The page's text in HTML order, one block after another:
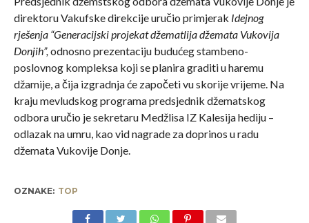
direktoru Vakufske direkcije uručio primjerak Idejnog
rješenja “Generacijski projekat džematlija džemata Vukovija
Donjih”,odnosno prezentaciju budućeg stambeno-
poslovnog kompleksa koji se planira graditi u haremu
džamije, a čija izgradnja će započeti vu skorije vrijeme. Na
kraju mevludskog programa predsjednik džematskog
odbora uručio je sekretaru Medžlisa IZ Kalesija hediju –
odlazak na umru, kao vid nagrade za doprinos u radu
džemata Vukovije Donje.
OZNAKE: TOP